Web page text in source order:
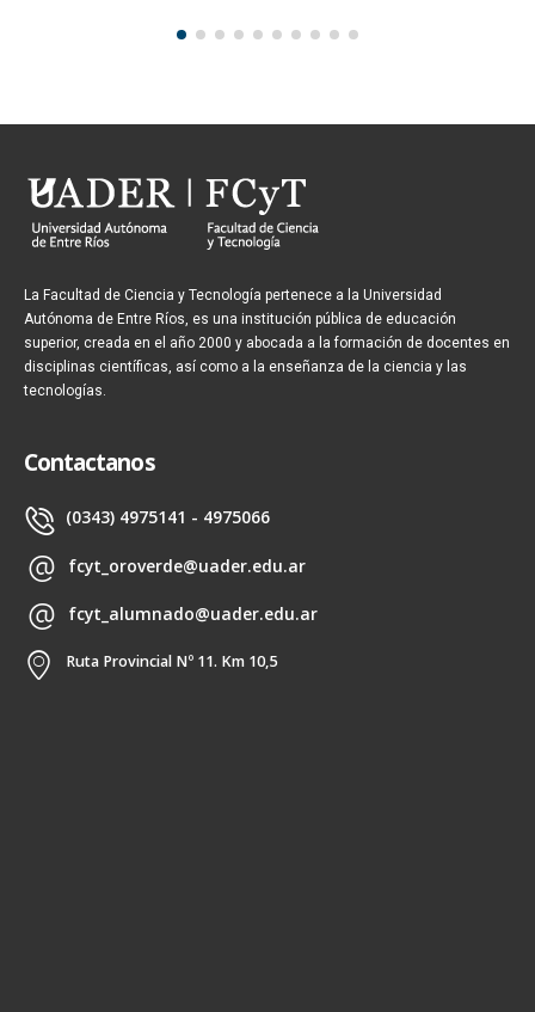
La Facultad de Ciencia y Tecnología pertenece a la Universidad
Autónoma de Entre Ríos, es una institución pública de educación
superior, creada en el año 2000 y abocada a la formación de docentes en
disciplinas científicas, así como a la enseñanza de la ciencia y las
tecnologías.
Contactanos
(0343) 4975141 - 4975066
fcyt_oroverde@uader.edu.ar
fcyt_alumnado@uader.edu.ar
Ruta Provincial Nº 11. Km 10,5